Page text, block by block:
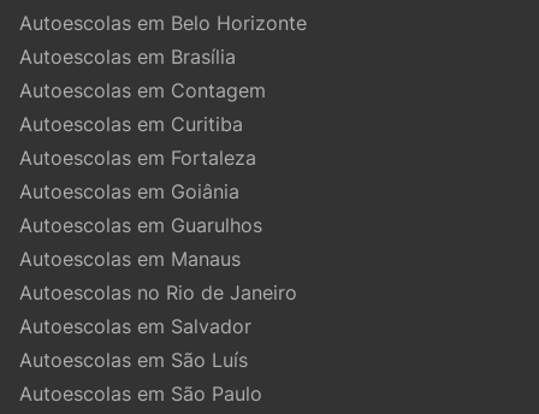
Autoescolas em Belo Horizonte
Autoescolas em Brasília
Autoescolas em Contagem
Autoescolas em Curitiba
Autoescolas em Fortaleza
Autoescolas em Goiânia
Autoescolas em Guarulhos
Autoescolas em Manaus
Autoescolas no Rio de Janeiro
Autoescolas em Salvador
Autoescolas em São Luís
Autoescolas em São Paulo